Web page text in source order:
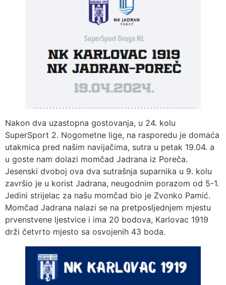
Nakon dva uzastopna gostovanja, u 24. kolu
SuperSport 2. Nogometne lige, na rasporedu je domaća
utakmica pred našim navijačima, sutra u petak 19.04. a
u goste nam dolazi momčad Jadrana iz Poreča.
Jesenski dvoboj ova dva sutrašnja suparnika u 9. kolu
završio je u korist Jadrana, neugodnim porazom od 5-1.
Jedini strijelac za našu momčad bio je Zvonko Pamić.
Momčad Jadrana nalazi se na pretposljednjem mjestu
prvenstvene ljestvice i ima 20 bodova, Karlovac 1919
drži četvrto mjesto sa osvojenih 43 boda.